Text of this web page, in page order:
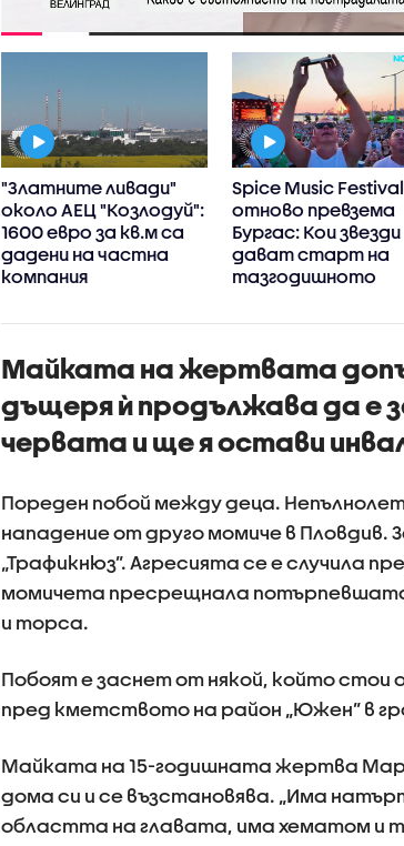
"Златните ливади"
около АЕЦ "Козлодуй":
1600 евро за кв.м са
дадени на частна
компания
Spice Music Festival
отново превзема
Бургас: Кои звезди
дават старт на
тазгодишното
Майката на жертвата
дъщеря ѝ продължава да е
червата и ще я остави
Пореден побой между деца.
нападение от друго момиче в Пловдив.
„Трафикнюз”. Агресията се е случила
момичета пресрещнала
и торса.
Побоят е заснет от някой, който стои
пред кметството на район „Южен” в
Майката на 15-годишната жертва
дома си и се възстановява. „Има
областта на главата, има хематом и